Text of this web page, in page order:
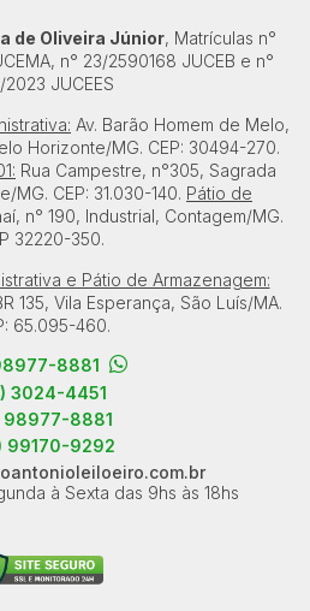
de Oliveira Júnior, Matrículas n°
n° 23/2590168 JUCEB e n°
JUCEES
Av. Barão Homem de Melo,
Horizonte/MG. CEP: 30494-270.
Rua Campestre, n°305, Sagrada
MG. CEP: 31.030-140. Pátio de
n° 190, Industrial, Contagem/MG.
32220-350.
e Pátio de Armazenagem:
135, Vila Esperança, São Luís/MA.
65.095-460.
8881
3024-4451
98977-8881
99170-9292
à Sexta das 9hs às 18hs